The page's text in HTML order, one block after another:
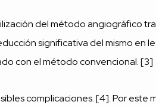
del método angiográfico
significativa del mismo en
con el método convencional. [3]
complicaciones. [4]. Por este